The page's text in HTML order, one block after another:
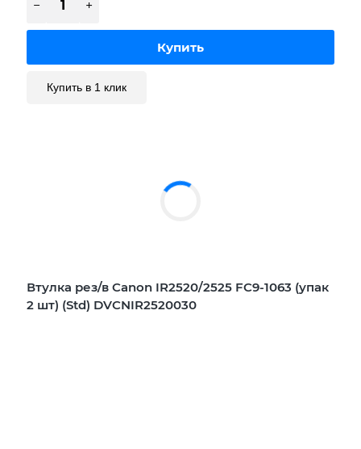
Купить в 1 клик
Втулка рез/в Canon IR2520/2525 FC9-1063 (упак
2 шт) (Std) DVCNIR2520030